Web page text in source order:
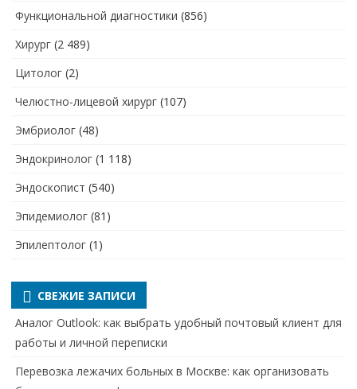
Функциональной диагностики (856)
Хирург (2 489)
Цитолог (2)
Челюстно-лицевой хирург (107)
Эмбриолог (48)
Эндокринолог (1 118)
Эндоскопист (540)
Эпидемиолог (81)
Эпилептолог (1)
СВЕЖИЕ ЗАПИСИ
Аналог Outlook: как выбрать удобный почтовый клиент для
работы и личной переписки
Перевозка лежачих больных в Москве: как организовать